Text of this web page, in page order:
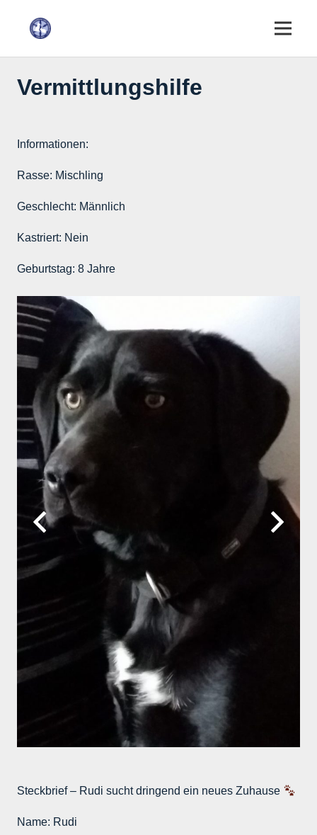
Vermittlungshilfe
Informationen:
Rasse: Mischling
Geschlecht: Männlich
Kastriert: Nein
Geburtstag: 8 Jahre
Steckbrief – Rudi sucht dringend ein neues Zuhause
Name: Rudi